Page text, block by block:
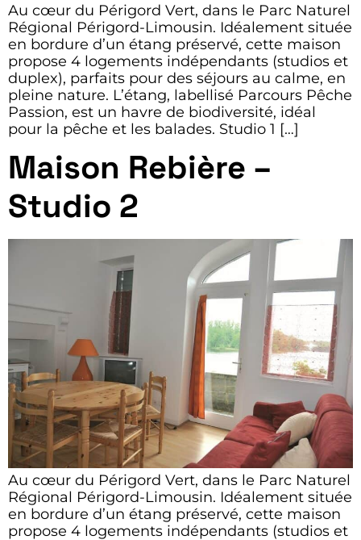
Au cœur du Périgord Vert, dans le Parc Naturel
Régional Périgord-Limousin. Idéalement située
en bordure d’un étang préservé, cette maison
propose 4 logements indépendants (studios et
duplex), parfaits pour des séjours au calme, en
pleine nature. L’étang, labellisé Parcours Pêche
Passion, est un havre de biodiversité, idéal
pour la pêche et les balades. Studio 1 […]
Maison Rebière –
Studio 2
Au cœur du Périgord Vert, dans le Parc Naturel
Régional Périgord-Limousin. Idéalement située
en bordure d’un étang préservé, cette maison
propose 4 logements indépendants (studios et